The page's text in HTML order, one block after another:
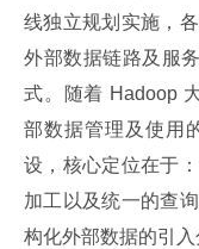
线独立规划实施，
外部数据链路及服
式。随着 Hadoop
部数据管理及使用
设，核心定位在于
加工以及统一的查
构化外部数据的引入